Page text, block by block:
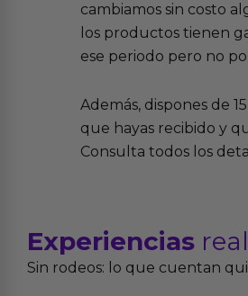
cambiamos sin costo
los productos tienen
ese periodo pero no
Además, dispones de
que hayas recibido y
Consulta todos los
Experiencias
Sin rodeos: lo que cuentan